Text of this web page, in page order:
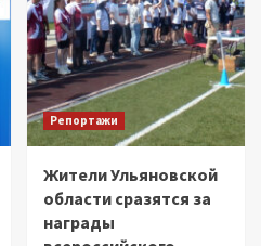
Репортажи
Жители Ульяновской
области сразятся за
награды